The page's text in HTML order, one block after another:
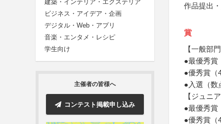
建築・インテリア・エクステリア
ビジネス・アイデア・企画
デジタル・Web・アプリ
音楽・エンタメ・レシピ
学生向け
主催者の皆様へ
コンテスト掲載申し込み
作品提出
賞
【一般部門
●最優秀
●優秀賞
●入選（
【ジュニ
●最優秀
●優秀賞